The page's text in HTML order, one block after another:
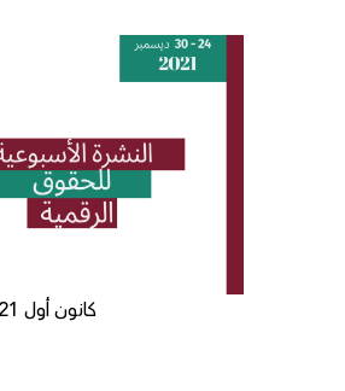
24 - 30 كانون أول 2021